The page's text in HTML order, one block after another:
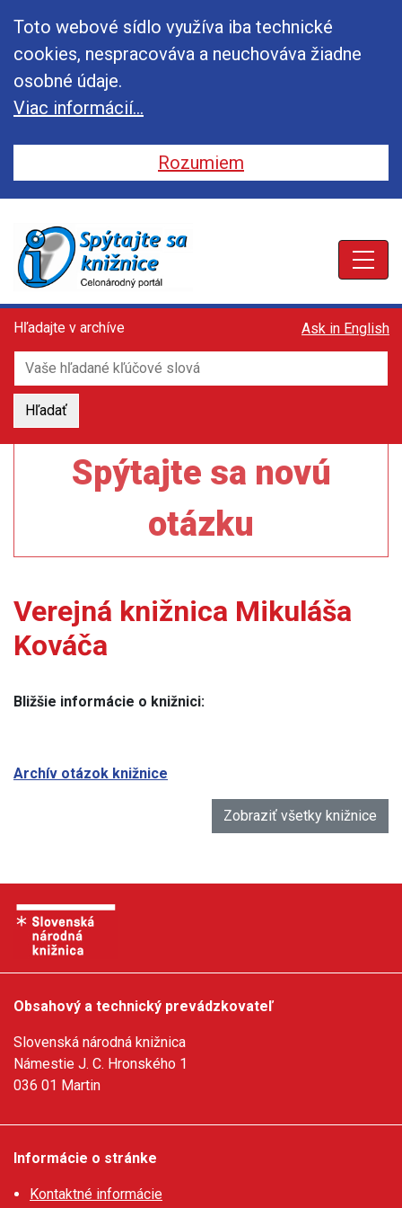
Toto webové sídlo využíva iba technické
cookies, nespracováva a neuchováva žiadne
osobné údaje.
Viac informácií...
Rozumiem
Hľadajte v archíve Ask in English
Spýtajte sa novú
otázku
Verejná knižnica Mikuláša
Kováča
Bližšie informácie o knižnici:
Archív otázok knižnice
Zobraziť všetky knižnice
Obsahový a technický prevádzkovateľ
Slovenská národná knižnica
Námestie J. C. Hronského 1
036 01 Martin
Informácie o stránke
Kontaktné informácie